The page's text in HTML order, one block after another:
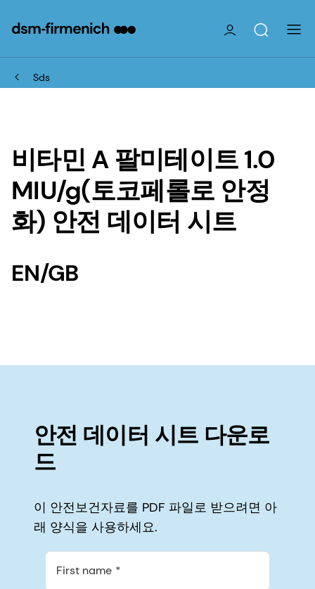
Sds
비타민 A 팔미테이트 1.0
MIU/g(토코페롤로 안정
화) 안전 데이터 시트
EN/GB
안전 데이터 시트 다운로
드
이 안전보건자료를 PDF 파일로 받으려면 아
래 양식을 사용하세요.
First name